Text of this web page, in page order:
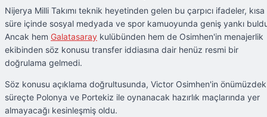
Nijerya Milli Takımı teknik heyetinden gelen bu çarpıcı ifadeler, kısa
süre içinde sosyal medyada ve spor kamuoyunda geniş yankı
Ancak hem Galatasaray kulübünden hem de Osimhen'in menajerlik
ekibinden söz konusu transfer iddiasına dair henüz resmi bir
doğrulama gelmedi.
Söz konusu açıklama doğrultusunda, Victor Osimhen'in
süreçte Polonya ve Portekiz ile oynanacak hazırlık maçlarında yer
almayacağı kesinleşmiş oldu.